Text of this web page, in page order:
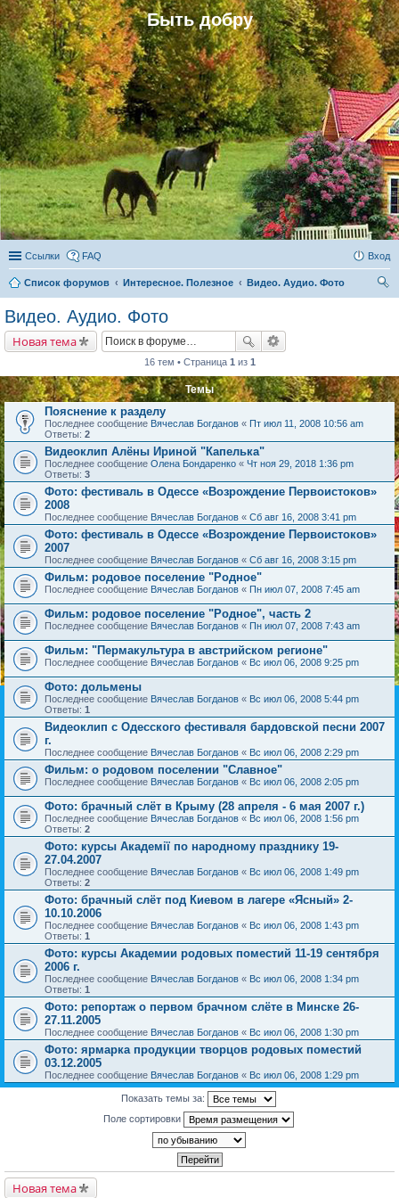
Быть добру
Ссылки FAQ Вход
Список форумов Интересное. Полезное
Видео. Аудио. Фото
Видео. Аудио. Фото
Новая тема
16 тем • Страница 1 из 1
Темы
Пояснение к разделу
Последнее сообщение Вячеслав Богданов « Пт июл 11, 2008 10:56 am
Ответы: 2
Видеоклип Алёны Ириной "Капелька"
Последнее сообщение Олена Бондаренко « Чт ноя 29, 2018 1:36 pm
Ответы: 3
Фото: фестиваль в Одессе «Возрождение Первоистоков»
2008
Последнее сообщение Вячеслав Богданов « Сб авг 16, 2008 3:41 pm
Фото: фестиваль в Одессе «Возрождение Первоистоков»
2007
Последнее сообщение Вячеслав Богданов « Сб авг 16, 2008 3:15 pm
Фильм: родовое поселение "Родное"
Последнее сообщение Вячеслав Богданов « Пн июл 07, 2008 7:45 am
Фильм: родовое поселение "Родное", часть 2
Последнее сообщение Вячеслав Богданов « Пн июл 07, 2008 7:43 am
Фильм: "Пермакультура в австрийском регионе"
Последнее сообщение Вячеслав Богданов « Вс июл 06, 2008 9:25 pm
Фото: дольмены
Последнее сообщение Вячеслав Богданов « Вс июл 06, 2008 5:44 pm
Ответы: 1
Видеоклип с Одесского фестиваля бардовской песни 2007
г.
Последнее сообщение Вячеслав Богданов « Вс июл 06, 2008 2:29 pm
Фильм: о родовом поселении "Славное"
Последнее сообщение Вячеслав Богданов « Вс июл 06, 2008 2:05 pm
Фото: брачный слёт в Крыму (28 апреля - 6 мая 2007 г.)
Последнее сообщение Вячеслав Богданов « Вс июл 06, 2008 1:56 pm
Ответы: 2
Фото: курсы Академії по народному празднику 19-
27.04.2007
Последнее сообщение Вячеслав Богданов « Вс июл 06, 2008 1:49 pm
Ответы: 2
Фото: брачный слёт под Киевом в лагере «Ясный» 2-
10.10.2006
Последнее сообщение Вячеслав Богданов « Вс июл 06, 2008 1:43 pm
Ответы: 1
Фото: курсы Академии родовых поместий 11-19 сентября
2006 г.
Последнее сообщение Вячеслав Богданов « Вс июл 06, 2008 1:34 pm
Ответы: 1
Фото: репортаж о первом брачном слёте в Минске 26-
27.11.2005
Последнее сообщение Вячеслав Богданов « Вс июл 06, 2008 1:30 pm
Фото: ярмарка продукции творцов родовых поместий
03.12.2005
Последнее сообщение Вячеслав Богданов « Вс июл 06, 2008 1:29 pm
Показать темы за:
Поле сортировки
Новая тема